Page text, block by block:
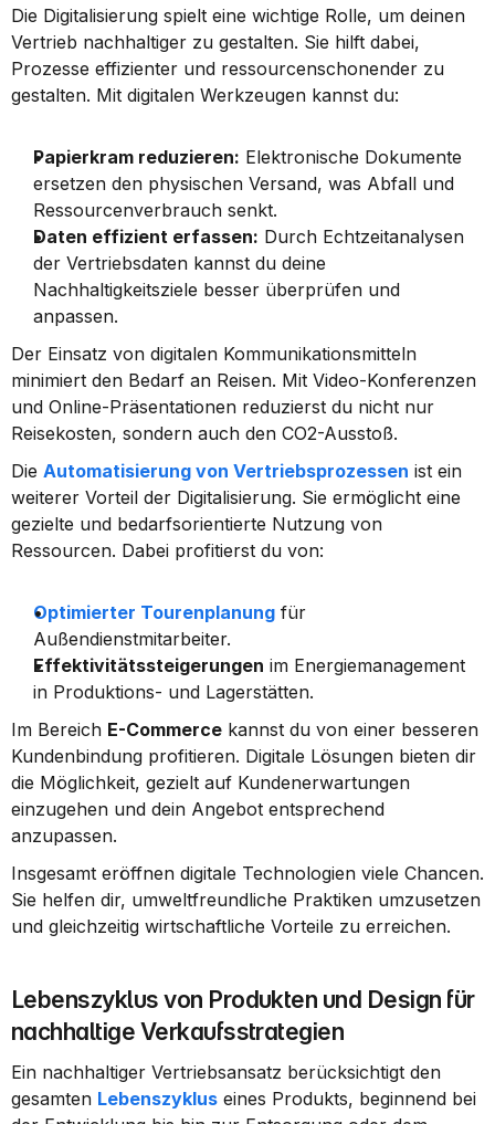
Die Digitalisierung spielt eine wichtige Rolle, um deinen
Vertrieb nachhaltiger zu gestalten. Sie hilft dabei,
Prozesse effizienter und ressourcenschonender zu
gestalten. Mit digitalen Werkzeugen kannst du:
Papierkram reduzieren: Elektronische Dokumente
ersetzen den physischen Versand, was Abfall und
Ressourcenverbrauch senkt.
Daten effizient erfassen: Durch Echtzeitanalysen
der Vertriebsdaten kannst du deine
Nachhaltigkeitsziele besser überprüfen und
anpassen.
Der Einsatz von digitalen Kommunikationsmitteln
minimiert den Bedarf an Reisen. Mit Video-Konferenzen
und Online-Präsentationen reduzierst du nicht nur
Reisekosten, sondern auch den CO2-Ausstoß.
Die Automatisierung von Vertriebsprozessen ist ein
weiterer Vorteil der Digitalisierung. Sie ermöglicht eine
gezielte und bedarfsorientierte Nutzung von
Ressourcen. Dabei profitierst du von:
Optimierter Tourenplanung für
Außendienstmitarbeiter.
Effektivitätssteigerungen im Energiemanagement
in Produktions- und Lagerstätten.
Im Bereich E-Commerce kannst du von einer besseren
Kundenbindung profitieren. Digitale Lösungen bieten dir
die Möglichkeit, gezielt auf Kundenerwartungen
einzugehen und dein Angebot entsprechend
anzupassen.
Insgesamt eröffnen digitale Technologien viele Chancen.
Sie helfen dir, umweltfreundliche Praktiken umzusetzen
und gleichzeitig wirtschaftliche Vorteile zu erreichen.
Lebenszyklus von Produkten und Design für
nachhaltige Verkaufsstrategien
Ein nachhaltiger Vertriebsansatz berücksichtigt den
gesamten Lebenszyklus eines Produkts, beginnend bei